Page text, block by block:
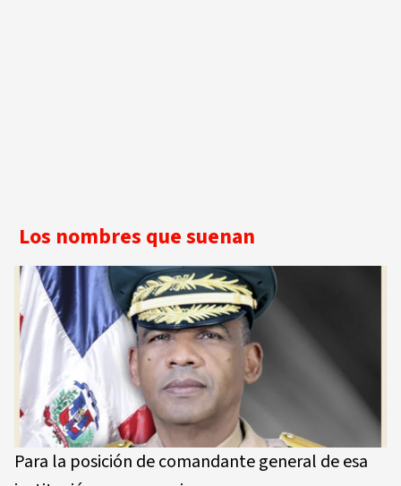
Los nombres que suenan
Para la posición de comandante general de esa